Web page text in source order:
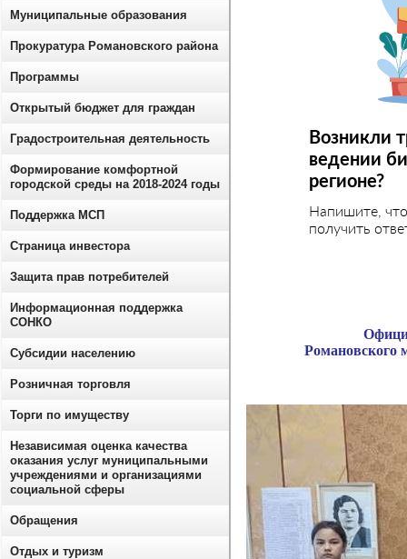
Возникли
ведении
регионе?
Напишите,
получить
Романовского
Муниципальные образования
Прокуратура Романовского района
Программы
Открытый бюджет для граждан
Градостроительная деятельность
Формирование комфортной
городской среды на 2018-2024 годы
Поддержка МСП
Страница инвестора
Защита прав потребителей
Информационная поддержка
СОНКО
Субсидии населению
Розничная торговля
Торги по имуществу
Независимая оценка качества
оказания услуг муниципальными
учреждениями и организациями
социальной сферы
Обращения
Отдых и туризм